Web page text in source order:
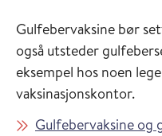
Gulfebervaksine bør
også utsteder
eksempel hos noen
vaksinasjonskontor.
Gulfebervaksine